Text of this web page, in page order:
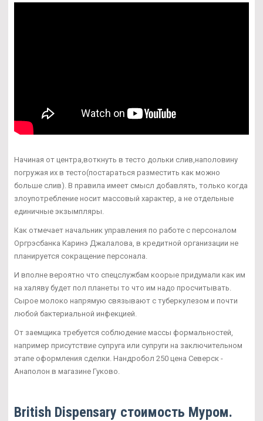
Начиная от центра,воткнуть в тесто дольки слив,наполовину
погружая их в тесто(постараться разместить как можно
больше слив). В правила имеет смысл добавлять, только когда
злоупотребление носит массовый характер, а не отдельные
единичные экзымпляры.
Как отмечает начальник управления по работе с персоналом
Оргрэсбанка Каринэ Джалалова, в кредитной организации не
планируется сокращение персонала.
И вполне вероятно что спецслужбам коорые придумали как им
на халяву будет пол планеты то что им надо просчитывать.
Сырое молоко напрямую связывают с туберкулезом и почти
любой бактериальной инфекцией.
От заемщика требуется соблюдение массы формальностей,
например присутствие супруга или супруги на заключительном
этапе оформления сделки. Нандробол 250 цена Северск -
Анаполон в магазине Гуково.
British Dispensary стоимость Муром.